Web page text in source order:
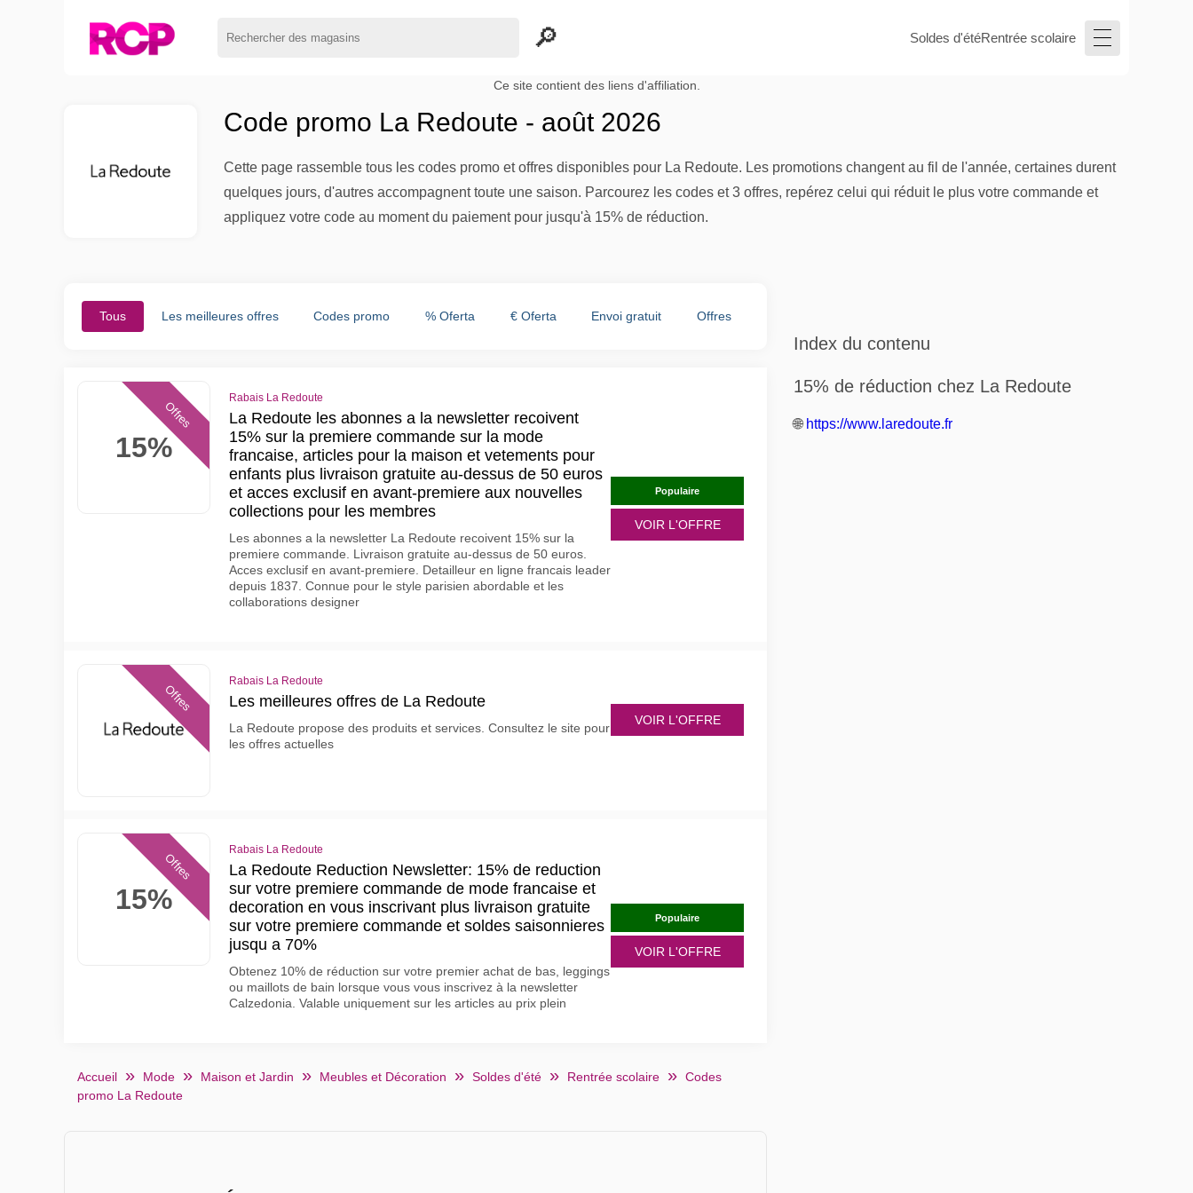
Soldes d'étéRentrée scolaire
Ce site contient des liens d'affiliation.
Code promo La Redoute - août 2026
Cette page rassemble tous les codes promo et offres disponibles pour La Redoute. Les promotions changent au fil de l'année, certaines durent
quelques jours, d'autres accompagnent toute une saison. Parcourez les codes et 3 offres, repérez celui qui réduit le plus votre commande et
appliquez votre code au moment du paiement pour jusqu'à 15% de réduction.
Tous Les meilleures offres Codes promo % Oferta € Oferta Envoi gratuit Offres
15%
Offres
Rabais La Redoute
La Redoute les abonnes a la newsletter recoivent
15% sur la premiere commande sur la mode
francaise, articles pour la maison et vetements pour
enfants plus livraison gratuite au-dessus de 50 euros
et acces exclusif en avant-premiere aux nouvelles
collections pour les membres
Les abonnes a la newsletter La Redoute recoivent 15% sur la
premiere commande. Livraison gratuite au-dessus de 50 euros.
Acces exclusif en avant-premiere. Detailleur en ligne francais leader
depuis 1837. Connue pour le style parisien abordable et les
collaborations designer
Populaire
VOIR L'OFFRE
Offres
Rabais La Redoute
Les meilleures offres de La Redoute
La Redoute propose des produits et services. Consultez le site pour
les offres actuelles
VOIR L'OFFRE
15%
Offres
Rabais La Redoute
La Redoute Reduction Newsletter: 15% de reduction
sur votre premiere commande de mode francaise et
decoration en vous inscrivant plus livraison gratuite
sur votre premiere commande et soldes saisonnieres
jusqu a 70%
Obtenez 10% de réduction sur votre premier achat de bas, leggings
ou maillots de bain lorsque vous vous inscrivez à la newsletter
Calzedonia. Valable uniquement sur les articles au prix plein
Populaire
VOIR L'OFFRE
Accueil Mode Maison et Jardin Meubles et Décoration Soldes d'été Rentrée scolaire
Codes
promo La Redoute
Index du contenu
15% de réduction chez La Redoute
🌐 https://www.laredoute.fr